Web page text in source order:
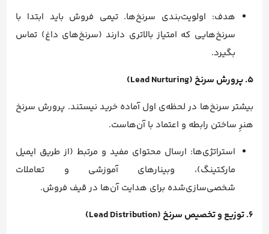
هدف: اولویت‌بندی سرنخ‌ها. تیمی فروش باید ابتدا با
سرنخ‌هایی که امتیاز بالاتری دارند (سرنخ‌های داغ) تماس
بگیرد.
۵. پرورش سرنخ (Lead Nurturing)
بیشتر سرنخ‌ها در لحظه‌ی اول آماده خرید نیستند. پرورش سرنخ
هنرِ ساختن رابطه و اعتماد با آن‌هاست.
استراتژی‌ها: ارسال محتوای مفید و مرتبط (از طریق ایمیل
مارکتینگ)، وبینارهای آموزشی و تعاملات
شخصی‌سازی‌شده برای هدایت آن‌ها در قیف فروش.
۶. توزیع و تخصیص سرنخ (Lead Distribution)